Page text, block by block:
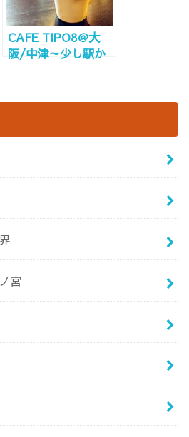
CAFE TIPO8＠大
阪/中津～少し駅か
～
宮